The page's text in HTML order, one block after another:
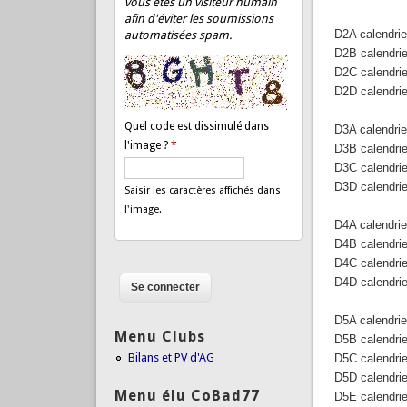
D2A
D2B
D2C
D2D
D3A
D3B
D3C
D3D
D4A
D4B
D4C
D4D
D5A
D5B
D5C
D5D
D5E
afin d'éviter les soumissions
automatisées spam.
Quel code est dissimulé dans
l'image ? *
Saisir les caractères affichés dans
l'image.
Menu Clubs
Bilans et PV d'AG
Menu élu CoBad77